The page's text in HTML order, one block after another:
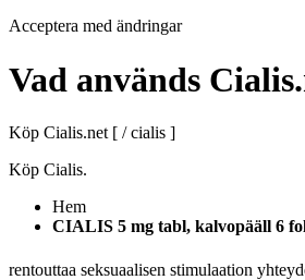
Acceptera med ändringar
Vad används
Köp Cialis.net [ / cialis ]
Köp Cialis.
Hem
CIALIS 5 mg tabl, kalvopääll 6
rentouttaa seksuaalisen stimulaation